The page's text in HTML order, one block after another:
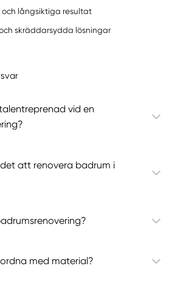
och långsiktiga resultat
skräddarsydda lösningar
vid en
att renovera badrum i
med material?